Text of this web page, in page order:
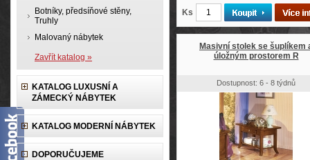
Botníky, předsíňové stěny,
Truhly
Malovaný nábytek
Zavřít katalog »
KATALOG LUXUSNÍ A
ZÁMECKÝ NÁBYTEK
KATALOG MODERNÍ NÁBYTEK
DOPORUČUJEME
Ks
Masivní stolek se šuplíkem
úložným prostorem R
Dostupnost: 6 - 8 týdnů